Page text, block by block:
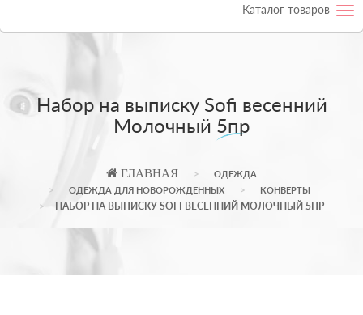
Каталог товаров
Набор на выписку Sofi весенний
Молочный 5пр
ГЛАВНАЯ
ОДЕЖДА
ОДЕЖДА ДЛЯ НОВОРОЖДЕННЫХ
КОНВЕРТЫ
НАБОР НА ВЫПИСКУ SOFI ВЕСЕННИЙ МОЛОЧНЫЙ 5ПР